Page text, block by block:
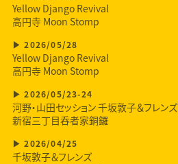
Yellow Django Revival
高円寺 Moon Stomp
2026/05/28
Yellow Django Revival
高円寺 Moon Stomp
2026/05/23-24
河野・山田セッション 千坂敦子＆フレンズ
新宿三丁目呑者家銅鑼
2026/04/25
千坂敦子＆フレンズ